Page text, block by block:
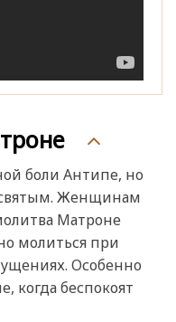
боли Антипе, но
Женщинам
Матроне
молиться при
Особенно
когда беспокоят